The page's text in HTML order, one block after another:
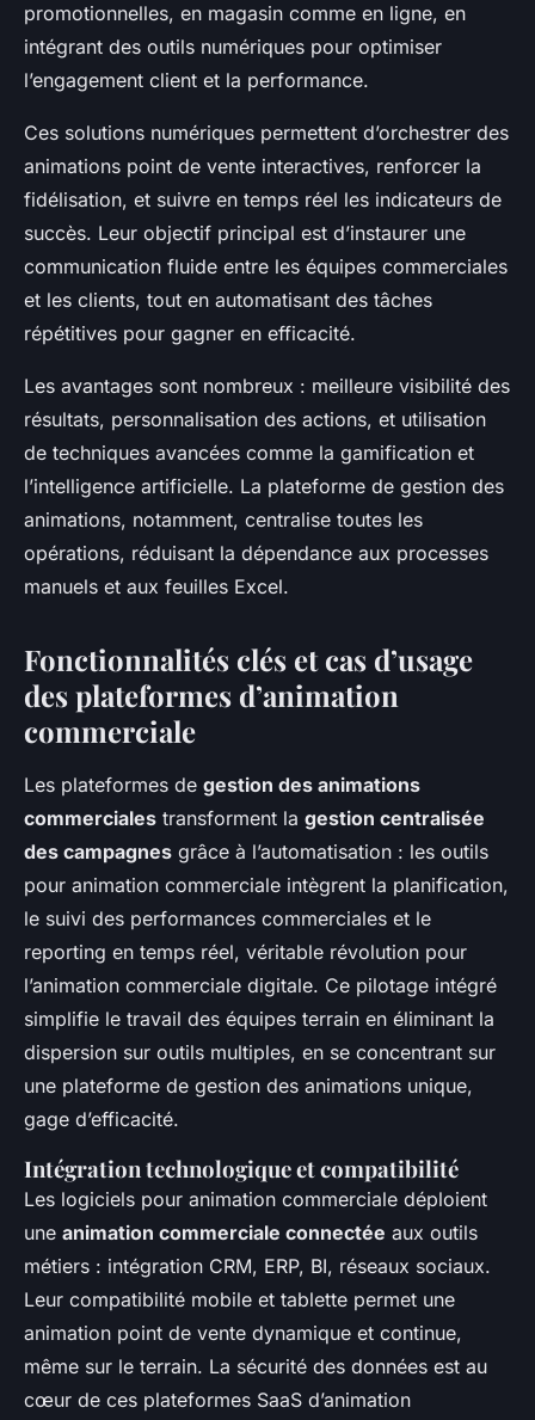
promotionnelles, en magasin comme en ligne, en
intégrant des outils numériques pour optimiser
l’engagement client et la performance.
Ces solutions numériques permettent d’orchestrer des
animations point de vente interactives, renforcer la
fidélisation, et suivre en temps réel les indicateurs de
succès. Leur objectif principal est d’instaurer une
communication fluide entre les équipes commerciales
et les clients, tout en automatisant des tâches
répétitives pour gagner en efficacité.
Les avantages sont nombreux : meilleure visibilité des
résultats, personnalisation des actions, et utilisation
de techniques avancées comme la gamification et
l’intelligence artificielle. La plateforme de gestion des
animations, notamment, centralise toutes les
opérations, réduisant la dépendance aux processes
manuels et aux feuilles Excel.
Fonctionnalités clés et cas d’usage
des plateformes d’animation
commerciale
Les plateformes de gestion des animations
commerciales transforment la gestion centralisée
des campagnes grâce à l’automatisation : les outils
pour animation commerciale intègrent la planification,
le suivi des performances commerciales et le
reporting en temps réel, véritable révolution pour
l’animation commerciale digitale. Ce pilotage intégré
simplifie le travail des équipes terrain en éliminant la
dispersion sur outils multiples, en se concentrant sur
une plateforme de gestion des animations unique,
gage d’efficacité.
Intégration technologique et compatibilité
Les logiciels pour animation commerciale déploient
une animation commerciale connectée aux outils
métiers : intégration CRM, ERP, BI, réseaux sociaux.
Leur compatibilité mobile et tablette permet une
animation point de vente dynamique et continue,
même sur le terrain. La sécurité des données est au
cœur de ces plateformes SaaS d’animation